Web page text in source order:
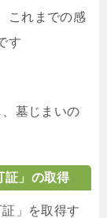
これまでの感
す
墓じまいの
証」の取得
」を取得す